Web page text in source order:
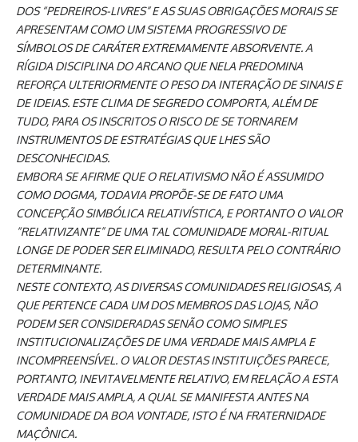
DOS “PEDREIROS-LIVRES” E AS SUAS OBRIGAÇÕES MORAIS SE
APRESENTAM COMO UM SISTEMA PROGRESSIVO DE
SÍMBOLOS DE CARÁTER EXTREMAMENTE ABSORVENTE. A
RÍGIDA DISCIPLINA DO ARCANO QUE NELA PREDOMINA
REFORÇA ULTERIORMENTE O PESO DA INTERAÇÃO DE SINAIS E
DE IDEIAS. ESTE CLIMA DE SEGREDO COMPORTA, ALÉM DE
TUDO, PARA OS INSCRITOS O RISCO DE SE TORNAREM
INSTRUMENTOS DE ESTRATÉGIAS QUE LHES SÃO
DESCONHECIDAS.
EMBORA SE AFIRME QUE O RELATIVISMO NÃO É ASSUMIDO
COMO DOGMA, TODAVIA PROPÕE-SE DE FATO UMA
CONCEPÇÃO SIMBÓLICA RELATIVÍSTICA, E PORTANTO O VALOR
“RELATIVIZANTE” DE UMA TAL COMUNIDADE MORAL-RITUAL
LONGE DE PODER SER ELIMINADO, RESULTA PELO CONTRÁRIO
DETERMINANTE.
NESTE CONTEXTO, AS DIVERSAS COMUNIDADES RELIGIOSAS, A
QUE PERTENCE CADA UM DOS MEMBROS DAS LOJAS, NÃO
PODEM SER CONSIDERADAS SENÃO COMO SIMPLES
INSTITUCIONALIZAÇÕES DE UMA VERDADE MAIS AMPLA E
INCOMPREENSÍVEL. O VALOR DESTAS INSTITUIÇÕES PARECE,
PORTANTO, INEVITAVELMENTE RELATIVO, EM RELAÇÃO A ESTA
VERDADE MAIS AMPLA, A QUAL SE MANIFESTA ANTES NA
COMUNIDADE DA BOA VONTADE, ISTO É NA FRATERNIDADE
MAÇÔNICA.